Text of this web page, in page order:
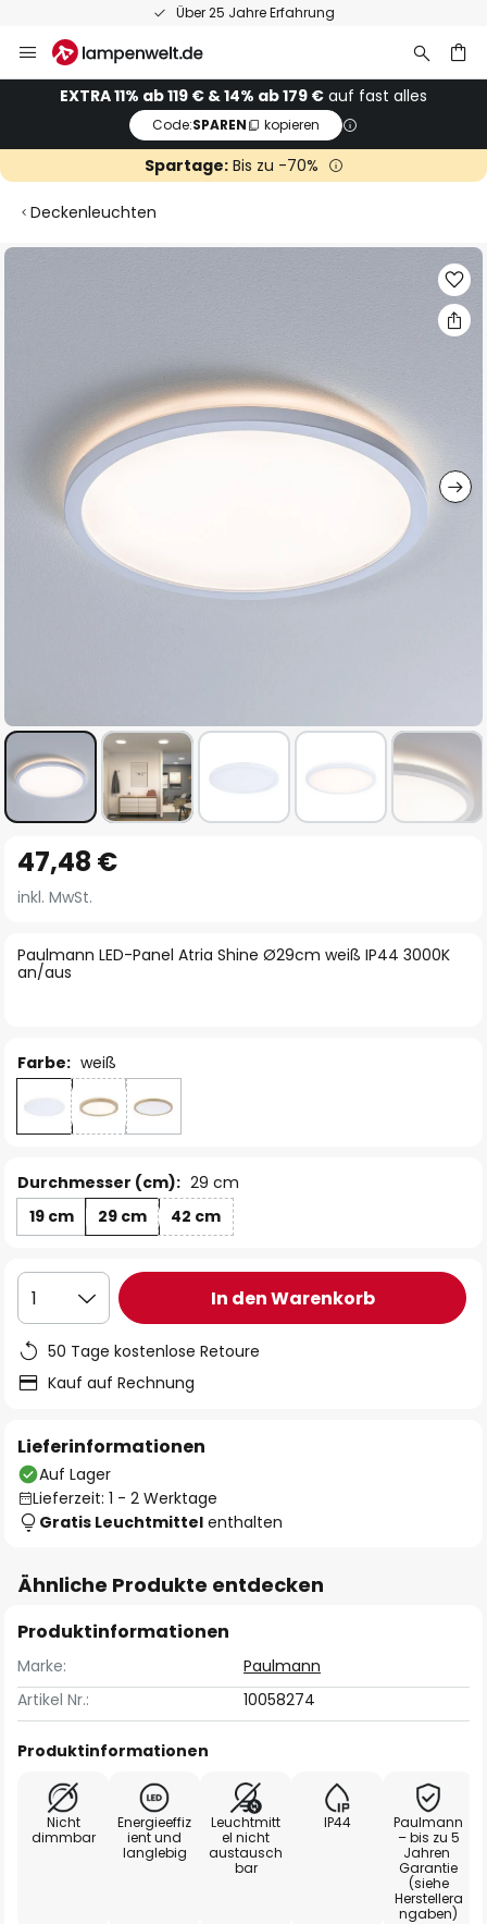
Über 25 Jahre Erfahrung
Inhalt
springenEXTRA 11% ab 119 € & 14% ab 179 € auf fast alles
Code:SPAREN kopieren
Spartage:Bis zu -70%
Deckenleuchten
Zum
Anfang
der
springen
Paulmann LED-Panel Atria Shine Ø29cm weiß IP44 3000K
an/aus
47,48 €
inkl. MwSt.
Farbe: weiß
Durchmesser (cm): 29 cm
19 cm
29 cm 42 cm
1 In den Warenkorb
50 Tage kostenlose Retoure
Kauf auf Rechnung
Lieferinformationen
Auf Lager
Lieferzeit: 1 - 2 Werktage
Gratis Leuchtmittel enthalten
Ähnliche Produkte entdecken
Produktinformationen
Marke:
Paulmann
Artikel Nr.:
10058274
Produktinformationen
Nicht
dimmbar
Energieeffiz
ient und
langlebig
Leuchtmitt
el nicht
austausch
bar
IP44
Paulmann
– bis zu 5
Jahren
Garantie
(siehe
Herstellera
ngaben)